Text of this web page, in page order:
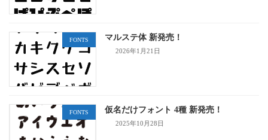
FONTS マルステ体 新発売！
2026年1月21日
FONTS 仮名だけフォント 4種 新発売！
2025年10月28日